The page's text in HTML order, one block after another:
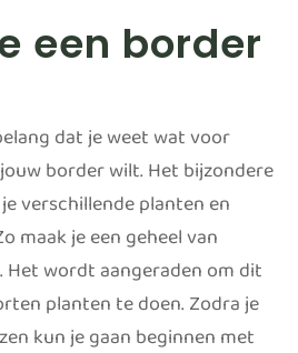
een border
dat je weet wat voor
border wilt. Het bijzondere
verschillende planten en
maak je een geheel van
wordt aangeraden om dit
planten te doen. Zodra je
kun je gaan beginnen met